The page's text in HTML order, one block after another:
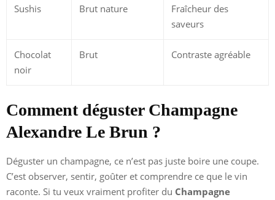
Sushis Brut nature
Fraîcheur des
saveurs
Chocolat
noir
Brut Contraste agréable
Comment déguster Champagne
Alexandre Le Brun ?
Déguster un champagne, ce n’est pas juste boire une coupe.
C’est observer, sentir, goûter et comprendre ce que le vin
raconte. Si tu veux vraiment profiter du Champagne